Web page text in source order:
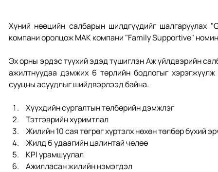
Хүний нөөцийн салбарын шилдгүүдийг шалгаруулах
компани оролцож МАК компани "Family Supportive"
Эх орны эрдэс түүхий эдэд түшиглэн Аж үйлдвэрийн
ажилтнуудаа дэмжих 6 төрлийн бодлогыг
сууцны асуудлыг шийдвэрлээд байна.
Хүүхдийн сургалтын төлбөрийн дэмжлэг
Тэтгэврийн хуримтлал
Жилийн 10 сая төгрөг хүртэлх нөхөн төлбөр бүхий
Жилд 6 удаагийн цалинтай чөлөө
KPI урамшуулал
Ажилласан жилийн нэмэгдэл